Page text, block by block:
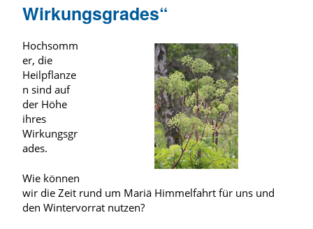
Wirkungsgrades“
Hochsomm
er, die
Heilpflanze
n sind auf
der Höhe
ihres
Wirkungsgr
ades.
Wie können
wir die Zeit rund um Mariä Himmelfahrt für uns und
den Wintervorrat nutzen?